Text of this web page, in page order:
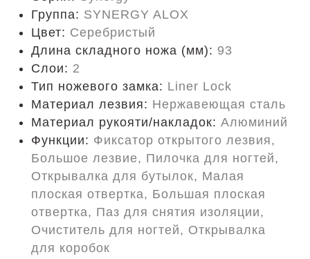
Группа: SYNERGY ALOX
Цвет: Серебристый
Длина складного ножа (мм): 93
Слои: 2
Тип ножевого замка: Liner Lock
Материал лезвия: Нержавеющая сталь
Материал рукояти/накладок: Алюминий
Функции: Фиксатор открытого лезвия,
Большое лезвие, Пилочка для ногтей,
Открывалка для бутылок, Малая
плоская отвертка, Большая плоская
отвертка, Паз для снятия изоляции,
Очиститель для ногтей, Открывалка
для коробок